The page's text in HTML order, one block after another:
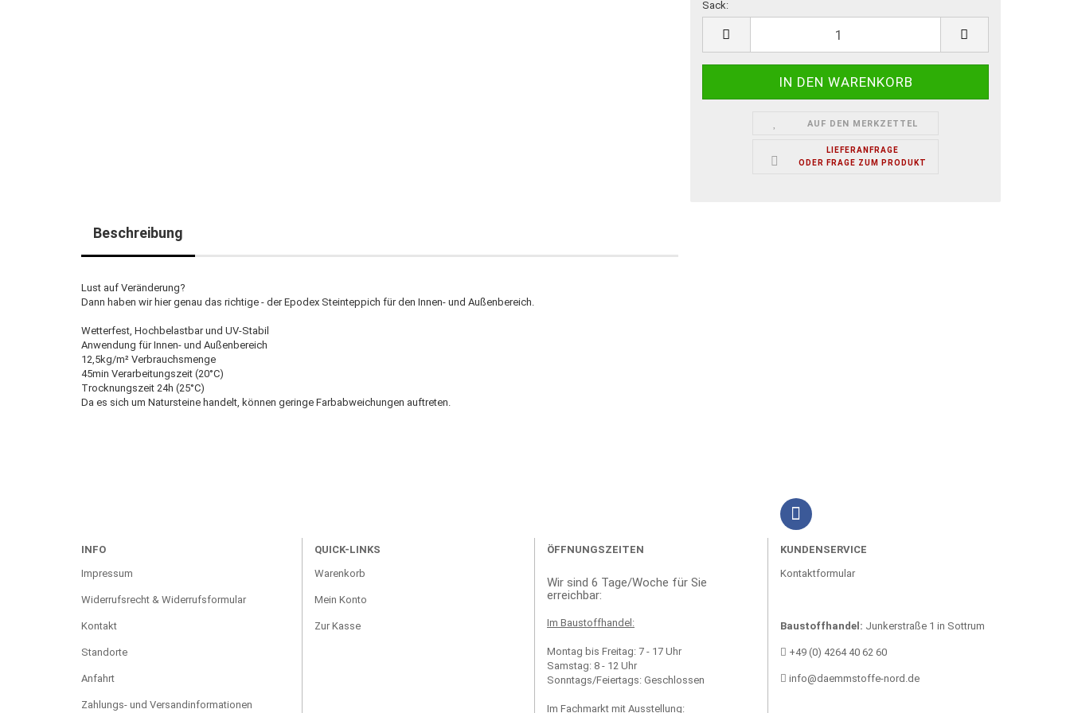
Sack:
Sack
AUF DEN MERKZETTEL
LIEFERANFRAGE
ODER FRAGE ZUM PRODUKT
Beschreibung
Lust auf Veränderung?
Dann haben wir hier genau das richtige - der Epodex Steinteppich für den Innen- und Außenbereich.
Wetterfest, Hochbelastbar und UV-Stabil
Anwendung für Innen- und Außenbereich
12,5kg/m² Verbrauchsmenge
45min Verarbeitungszeit (20°C)
Trocknungszeit 24h (25°C)
Da es sich um Natursteine handelt, können geringe Farbabweichungen auftreten.
INFO
Impressum
Widerrufsrecht & Widerrufsformular
Kontakt
Standorte
Anfahrt
Zahlungs- und Versandinformationen
QUICK-LINKS
Warenkorb
Mein Konto
Zur Kasse
ÖFFNUNGSZEITEN
Wir sind 6 Tage/Woche für Sie
erreichbar:
Im Baustoffhandel:
Montag bis Freitag: 7 - 17 Uhr
Samstag: 8 - 12 Uhr
Sonntags/Feiertags: Geschlossen
Im Fachmarkt mit Ausstellung:
KUNDENSERVICE
Kontaktformular
Baustoffhandel: Junkerstraße 1 in Sottrum
+49 (0) 4264 40 62 60
info@daemmstoffe-nord.de